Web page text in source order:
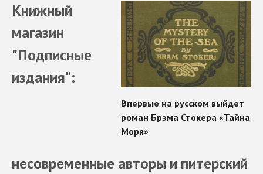
Книжный
магазин
"Подписные
издания":
несовременные авторы и питерский